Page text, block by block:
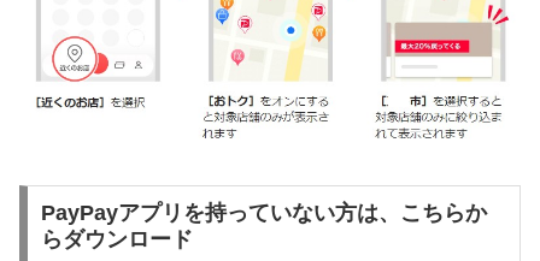
PayPayアプリを持っていない方は、こちらか
らダウンロード